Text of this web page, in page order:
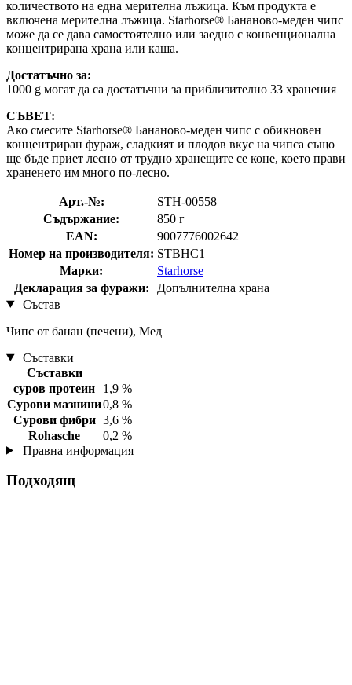
количеството на една мерителна лъжица. Към продукта е
включена мерителна лъжица. Starhorse® Бананово-меден чипс
може да се дава самостоятелно или заедно с конвенционална
концентрирана храна или каша.
Достатъчно за:
1000 g могат да са достатъчни за приблизително 33 хранения
СЪВЕТ:
Ако смесите Starhorse® Бананово-меден чипс с обикновен
концентриран фураж, сладкият и плодов вкус на чипса също
ще бъде приет лесно от трудно хранещите се коне, което прави
храненето им много по-лесно.
Арт.-№:
STH-00558
Съдържание:
850 г
EAN:
9007776002642
Номер на производителя: STBHC1
Марки:
Starhorse
Декларация за фуражи:
Допълнителна храна
Състав
Чипс от банан (печени), Мед
Съставки
Съставки
суров протеин
1,9 %
Сурови мазнини0,8 %
Сурови фибри 3,6 %
Rohasche
0,2 %
Правна информация
Подходящ